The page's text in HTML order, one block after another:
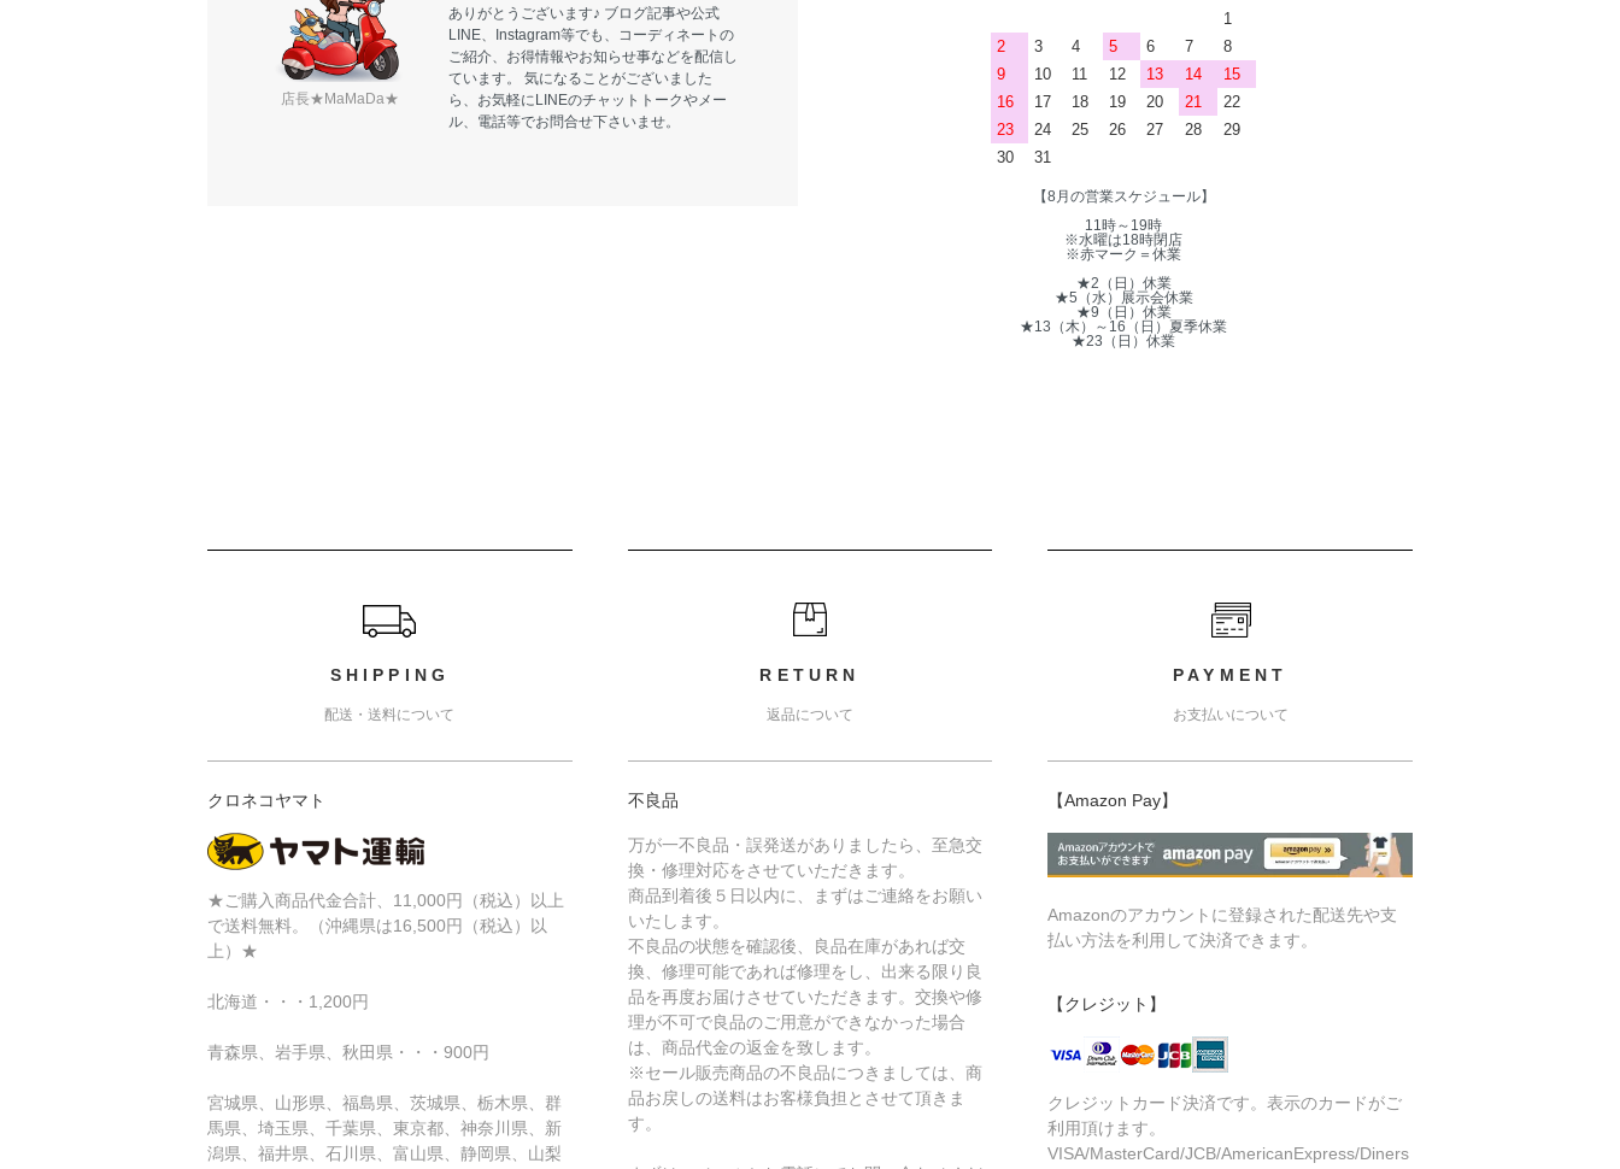
店長★MaMaDa★
ありがとうございます♪ ブログ記事や公式
LINE、Instagram等でも、コーディネートの
ご紹介、お得情報やお知らせ事などを配信し
ています。 気になることがございました
ら、お気軽にLINEのチャットトークやメー
ル、電話等でお問合せ下さいませ。
1
2
3 4 5 6 7
8
9
10 11 12 13 14
15
16
17 18 19 20 21
22
23
24 25 26 27 28
29
30
31
【8月の営業スケジュール】
11時～19時
※水曜は18時閉店
※赤マーク＝休業
★2（日）休業
★5（水）展示会休業
★9（日）休業
★13（木）～16（日）夏季休業
★23（日）休業
ショッピングガイド
SHIPPING
配送・送料について
クロネコヤマト
★ご購入商品代金合計、11,000円（税込）以上
で送料無料。（沖縄県は16,500円（税込）以
上）★
北海道・・・1,200円
青森県、岩手県、秋田県・・・900円
宮城県、山形県、福島県、茨城県、栃木県、群
馬県、埼玉県、千葉県、東京都、神奈川県、新
潟県、福井県、石川県、富山県、静岡県、山梨
RETURN
返品について
不良品
万が一不良品・誤発送がありましたら、至急交
換・修理対応をさせていただきます。
商品到着後５日以内に、まずはご連絡をお願い
いたします。
不良品の状態を確認後、良品在庫があれば交
換、修理可能であれば修理をし、出来る限り良
品を再度お届けさせていただきます。交換や修
理が不可で良品のご用意ができなかった場合
は、商品代金の返金を致します。
※セール販売商品の不良品につきましては、商
品お戻しの送料はお客様負担とさせて頂きま
す。
PAYMENT
お支払いについて
【Amazon Pay】
Amazonのアカウントに登録された配送先や支
払い方法を利用して決済できます。
【クレジット】
クレジットカード決済です。表示のカードがご
利用頂けます。
VISA/MasterCard/JCB/AmericanExpress/Diners